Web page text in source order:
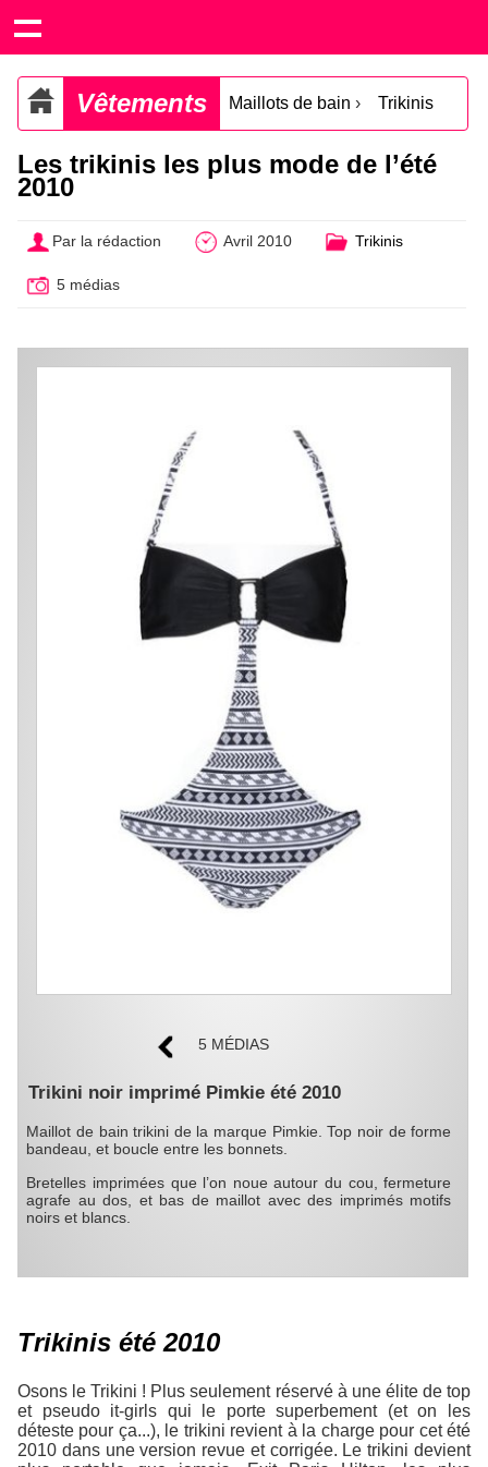
Vêtements Maillots de bain › Trikinis
Les trikinis les plus mode de l’été
2010
Par la rédaction Avril 2010 Trikinis
5 médias
5 MÉDIAS
Trikini noir imprimé Pimkie été 2010
Maillot de bain trikini de la marque Pimkie. Top noir de forme
bandeau, et boucle entre les bonnets.
Bretelles imprimées que l’on noue autour du cou, fermeture
agrafe au dos, et bas de maillot avec des imprimés motifs
noirs et blancs.
Trikinis été 2010
Osons le Trikini ! Plus seulement réservé à une élite de top
et pseudo it-girls qui le porte superbement (et on les
déteste pour ça...), le trikini revient à la charge pour cet été
2010 dans une version revue et corrigée. Le trikini devient